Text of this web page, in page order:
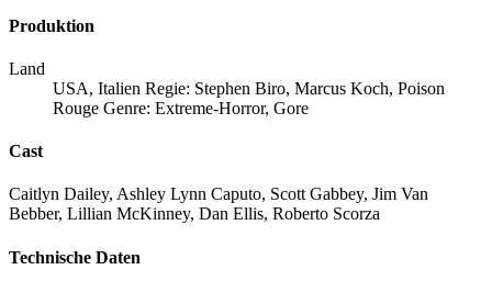
Produktion
Land
USA, Italien Regie: Stephen Biro, Marcus Koch, Poison
Rouge Genre: Extreme-Horror, Gore
Cast
Caitlyn Dailey, Ashley Lynn Caputo, Scott Gabbey, Jim Van
Bebber, Lillian McKinney, Dan Ellis, Roberto Scorza
Technische Daten